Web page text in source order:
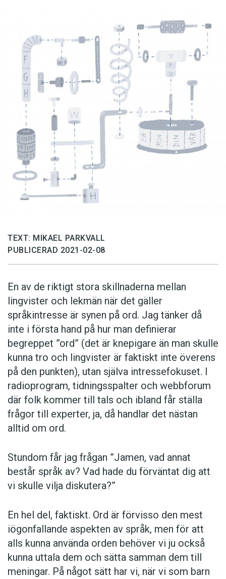
TEXT: MIKAEL PARKVALL
PUBLICERAD 2021-02-08
En av de riktigt stora skillnaderna mellan
lingvister och lekmän när det gäller
språkintresse är synen på ord. Jag tänker då
inte i första hand på hur man definierar
begreppet ”ord” (det är knepigare än man skulle
kunna tro och lingvister är faktiskt inte överens
på den punkten), utan själva intressefokuset. I
radioprogram, tidningsspalter och webbforum
där folk kommer till tals och ibland får ställa
frågor till experter, ja, då handlar det nästan
alltid om ord.
Stundom får jag frågan ”Jamen, vad annat
består språk av? Vad hade du förväntat dig att
vi skulle vilja diskutera?”
En hel del, faktiskt. Ord är förvisso den mest
iögonfallande aspekten av språk, men för att
alls kunna använda orden behöver vi ju också
kunna uttala dem och sätta samman dem till
meningar. På något sätt har vi, när vi som barn